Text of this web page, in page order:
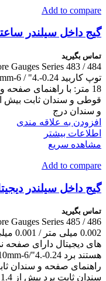
Add to compare
گیج داخل سیلندر ساعتی سری 483
تماس بگیرید
و سندان درج
افزودن به علاقه مندی
اطلاعات بیشتر
مشاهده سریع
Add to compare
گیج داخل سیلندر دیجیتال سری
تماس بگیرید
های دیجیتال دارای صفحه